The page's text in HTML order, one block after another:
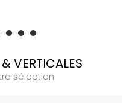
VERTICALES
sélection